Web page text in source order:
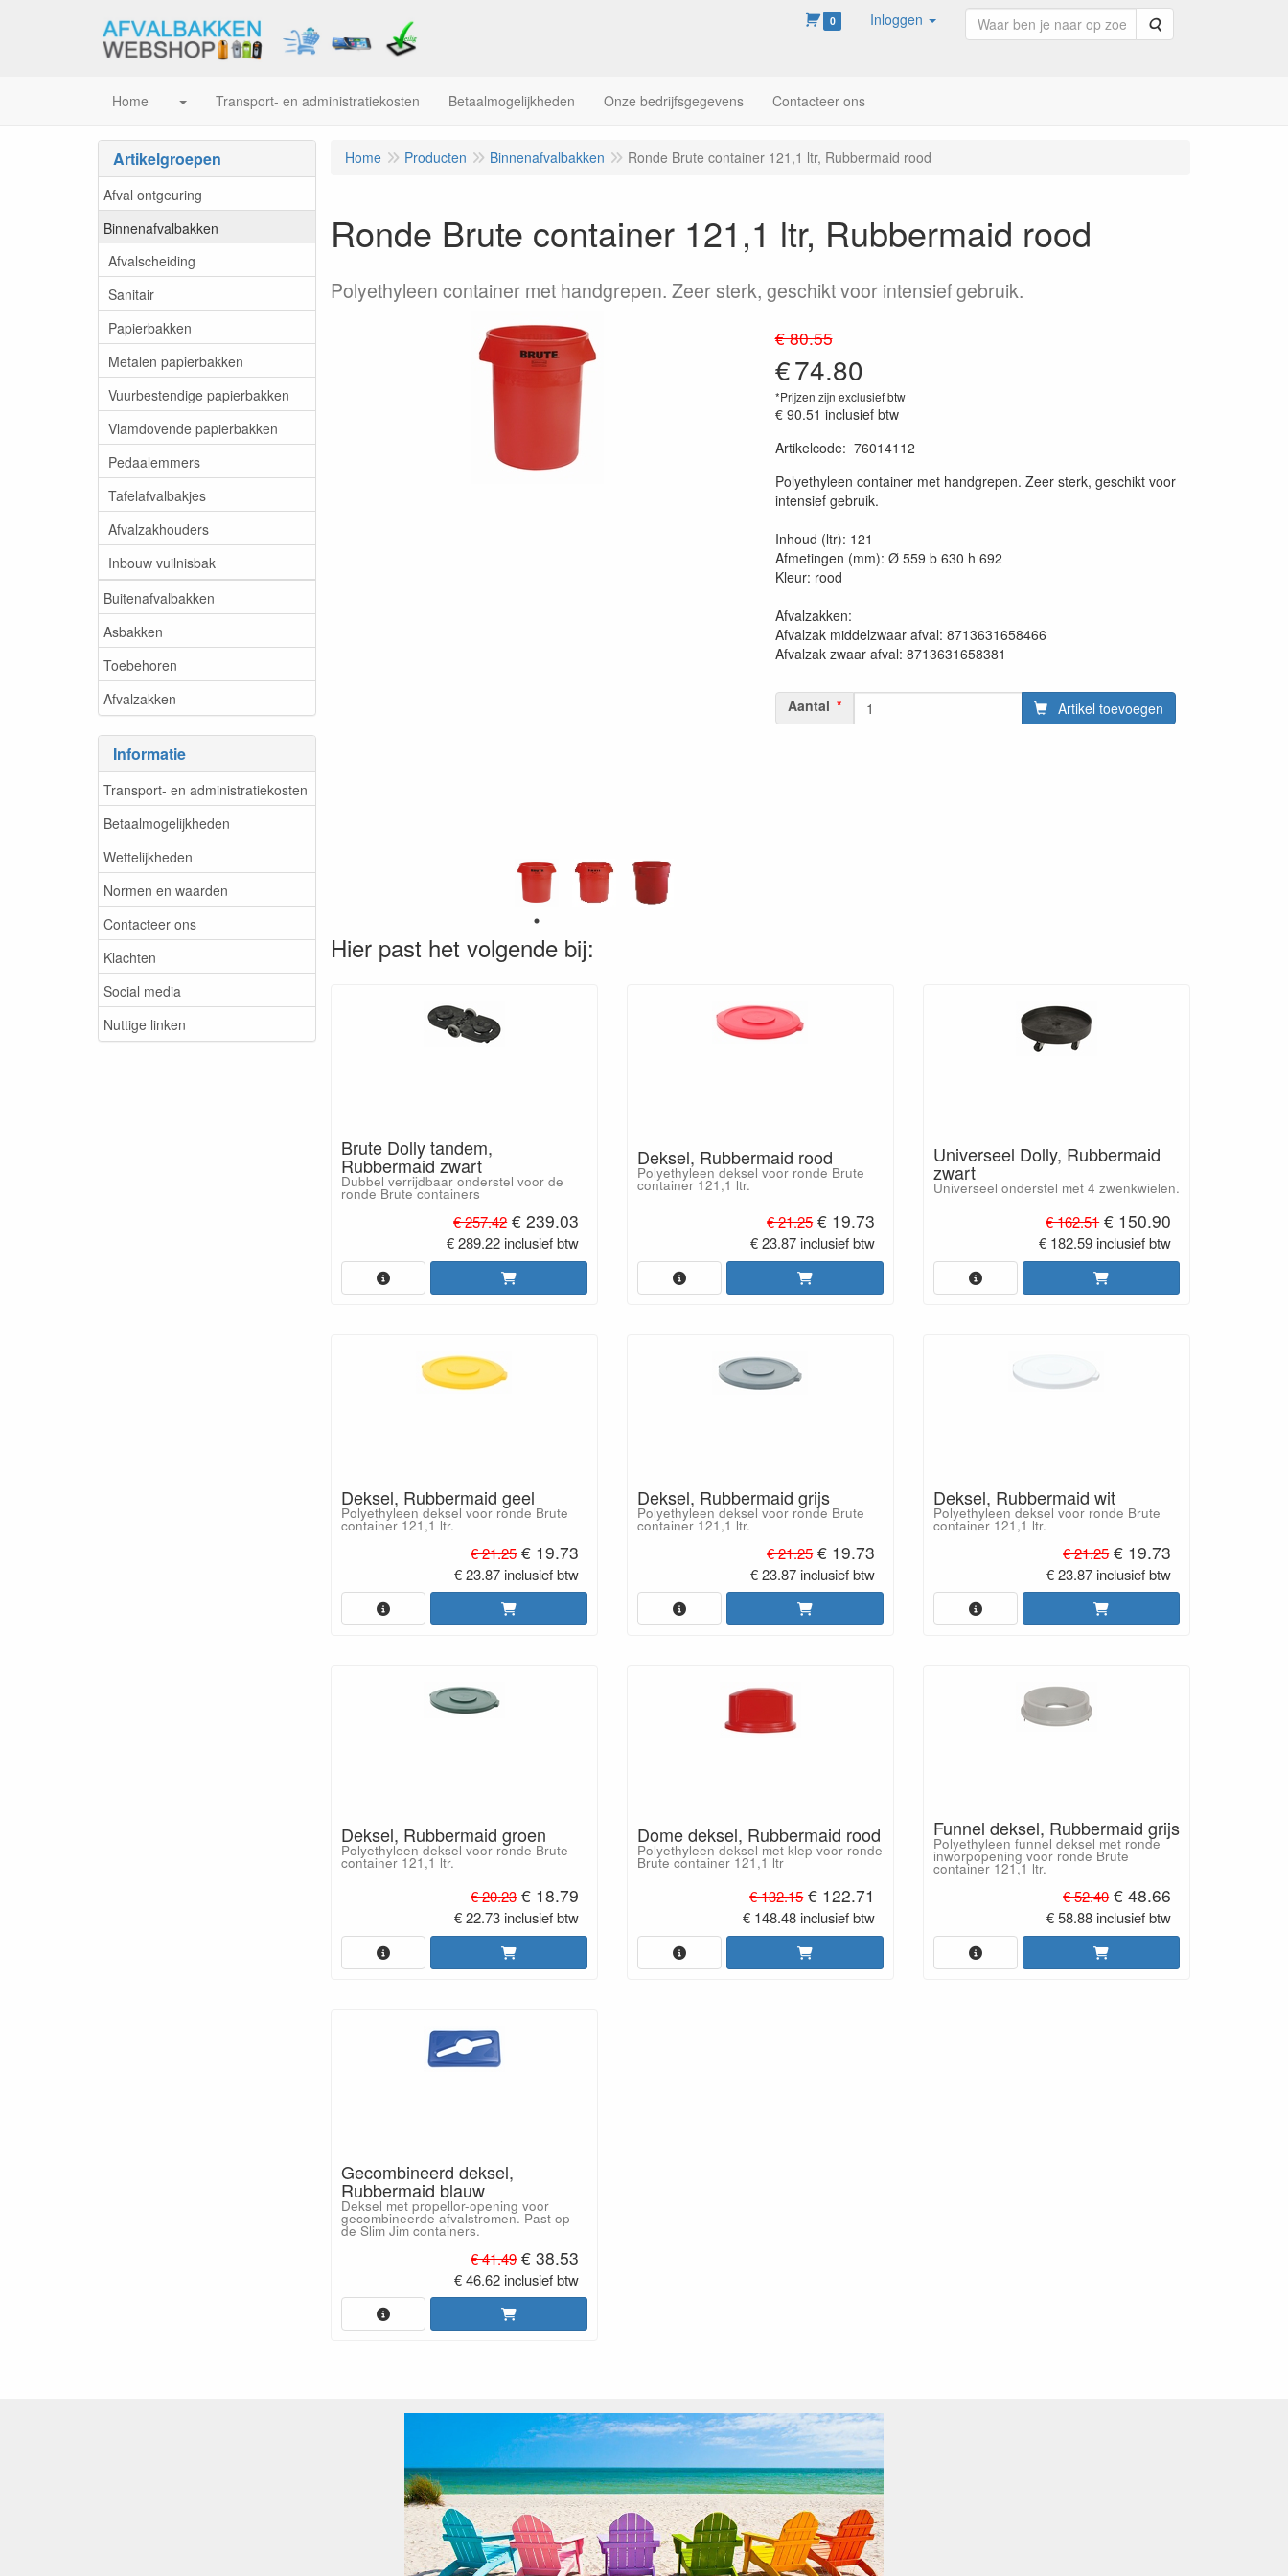
0 Inloggen Zoeken
Home Transport- en administratiekosten Betaalmogelijkheden Onze bedrijfsgegevens Contacteer ons
Artikelgroepen
Afval ontgeuring
Binnenafvalbakken
Afvalscheiding
Sanitair
Papierbakken
Metalen papierbakken
Vuurbestendige papierbakken
Vlamdovende papierbakken
Pedaalemmers
Tafelafvalbakjes
Afvalzakhouders
Inbouw vuilnisbak
Buitenafvalbakken
Asbakken
Toebehoren
Afvalzakken
Informatie
Transport- en administratiekosten
Betaalmogelijkheden
Wettelijkheden
Normen en waarden
Contacteer ons
Klachten
Social media
Nuttige linken
Home Producten Binnenafvalbakken Ronde Brute container 121,1 ltr, Rubbermaid rood
Ronde Brute container 121,1 ltr, Rubbermaid rood
Polyethyleen container met handgrepen. Zeer sterk, geschikt voor intensief gebruik.
€ 80.55
€74.80
*Prijzen zijn exclusief btw
€ 90.51 inclusief btw
Artikelcode: 76014112
Polyethyleen container met handgrepen. Zeer sterk, geschikt voor
intensief gebruik.
Inhoud (ltr): 121
Afmetingen (mm): Ø 559 b 630 h 692
Kleur: rood
Afvalzakken:
Afvalzak middelzwaar afval: 8713631658466
Afvalzak zwaar afval: 8713631658381
Aantal Artikel toevoegen
Hier past het volgende bij:
Brute Dolly tandem,
Rubbermaid zwart
Dubbel verrijdbaar onderstel voor de
ronde Brute containers
€ 257.42€ 239.03
€ 289.22 inclusief btw
Deksel, Rubbermaid rood
Polyethyleen deksel voor ronde Brute
container 121,1 ltr.
€ 21.25€ 19.73
€ 23.87 inclusief btw
Universeel Dolly, Rubbermaid
zwart
Universeel onderstel met 4 zwenkwielen.
€ 162.51€ 150.90
€ 182.59 inclusief btw
Deksel, Rubbermaid geel
Polyethyleen deksel voor ronde Brute
container 121,1 ltr.
€ 21.25€ 19.73
€ 23.87 inclusief btw
Deksel, Rubbermaid grijs
Polyethyleen deksel voor ronde Brute
container 121,1 ltr.
€ 21.25€ 19.73
€ 23.87 inclusief btw
Deksel, Rubbermaid wit
Polyethyleen deksel voor ronde Brute
container 121,1 ltr.
€ 21.25€ 19.73
€ 23.87 inclusief btw
Deksel, Rubbermaid groen
Polyethyleen deksel voor ronde Brute
container 121,1 ltr.
€ 20.23€ 18.79
€ 22.73 inclusief btw
Dome deksel, Rubbermaid rood
Polyethyleen deksel met klep voor ronde
Brute container 121,1 ltr
€ 132.15€ 122.71
€ 148.48 inclusief btw
Funnel deksel, Rubbermaid grijs
Polyethyleen funnel deksel met ronde
inworpopening voor ronde Brute
container 121,1 ltr.
€ 52.40€ 48.66
€ 58.88 inclusief btw
Gecombineerd deksel,
Rubbermaid blauw
Deksel met propellor-opening voor
gecombineerde afvalstromen. Past op
de Slim Jim containers.
€ 41.49€ 38.53
€ 46.62 inclusief btw